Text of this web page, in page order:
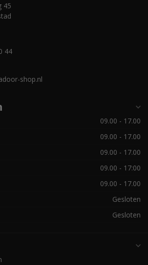
45
44
shop.nl
09.00 - 17.00
09.00 - 17.00
09.00 - 17.00
09.00 - 17:00
09.00 - 17.00
Gesloten
Gesloten